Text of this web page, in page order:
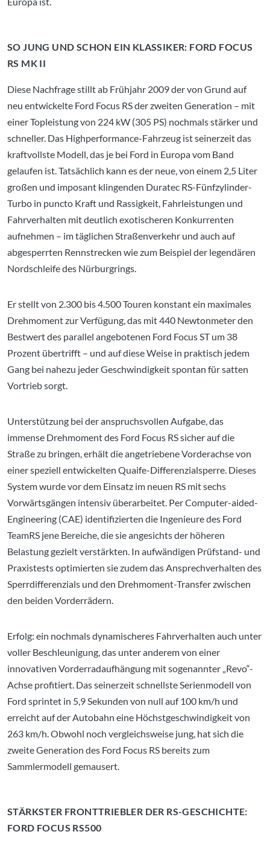
SO JUNG UND SCHON EIN KLASSIKER: FORD FOCUS
RS MK II
Diese Nachfrage stillt ab Frühjahr 2009 der von Grund auf
neu entwickelte Ford Focus RS der zweiten Generation – mit
einer Topleistung von 224 kW (305 PS) nochmals stärker und
schneller. Das Highperformance-Fahrzeug ist seinerzeit das
kraftvollste Modell, das je bei Ford in Europa vom Band
gelaufen ist. Tatsächlich kann es der neue, von einem 2,5 Liter
großen und imposant klingenden Duratec RS-Fünfzylinder-
Turbo in puncto Kraft und Rassigkeit, Fahrleistungen und
Fahrverhalten mit deutlich exotischeren Konkurrenten
aufnehmen – im täglichen Straßenverkehr und auch auf
abgesperrten Rennstrecken wie zum Beispiel der legendären
Nordschleife des Nürburgrings.
Er stellt von 2.300 bis 4.500 Touren konstant ein maximales
Drehmoment zur Verfügung, das mit 440 Newtonmeter den
Bestwert des parallel angebotenen Ford Focus ST um 38
Prozent übertrifft – und auf diese Weise in praktisch jedem
Gang bei nahezu jeder Geschwindigkeit spontan für satten
Vortrieb sorgt.
Unterstützung bei der anspruchsvollen Aufgabe, das
immense Drehmoment des Ford Focus RS sicher auf die
Straße zu bringen, erhält die angetriebene Vorderachse von
einer speziell entwickelten Quaife-Differenzialsperre. Dieses
System wurde vor dem Einsatz im neuen RS mit sechs
Vorwärtsgängen intensiv überarbeitet. Per Computer-aided-
Engineering (CAE) identifizierten die Ingenieure des Ford
TeamRS jene Bereiche, die sie angesichts der höheren
Belastung gezielt verstärkten. In aufwändigen Prüfstand- und
Praxistests optimierten sie zudem das Ansprechverhalten des
Sperrdifferenzials und den Drehmoment-Transfer zwischen
den beiden Vorderrädern.
Erfolg: ein nochmals dynamischeres Fahrverhalten auch unter
voller Beschleunigung, das unter anderem von einer
innovativen Vorderradaufhängung mit sogenannter „Revo“-
Achse profitiert. Das seinerzeit schnellste Serienmodell von
Ford sprintet in 5,9 Sekunden von null auf 100 km/h und
erreicht auf der Autobahn eine Höchstgeschwindigkeit von
263 km/h. Obwohl noch vergleichsweise jung, hat sich die
zweite Generation des Ford Focus RS bereits zum
Sammlermodell gemausert.
STÄRKSTER FRONTTRIEBLER DER RS-GESCHICHTE:
FORD FOCUS RS500